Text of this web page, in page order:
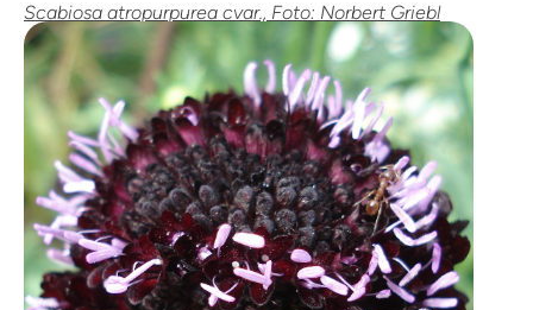
Scabiosa atropurpurea cvar., Foto: Norbert Griebl